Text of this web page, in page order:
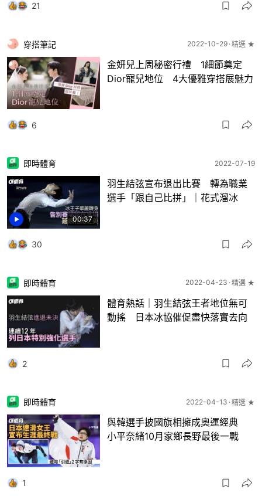
21
穿搭筆記 2022-10-29 精選 ★
金妍兒上周秘密行禮 1細節奠定
Dior寵兒地位 4大優雅穿搭展魅力
6
00:37
即時體育 2022-07-19
羽生結弦宣布退出比賽 轉為職業
選手「跟自己比拼」｜花式溜冰
30
即時體育 2022-04-23 精選 ★
體育熱話｜羽生結弦王者地位無可
動搖 日本冰協催促盡快落實去向
2
即時體育 2022-04-13 精選 ★
與韓選手披國旗相擁成奧運經典
小平奈緒10月家鄉長野最後一戰
1